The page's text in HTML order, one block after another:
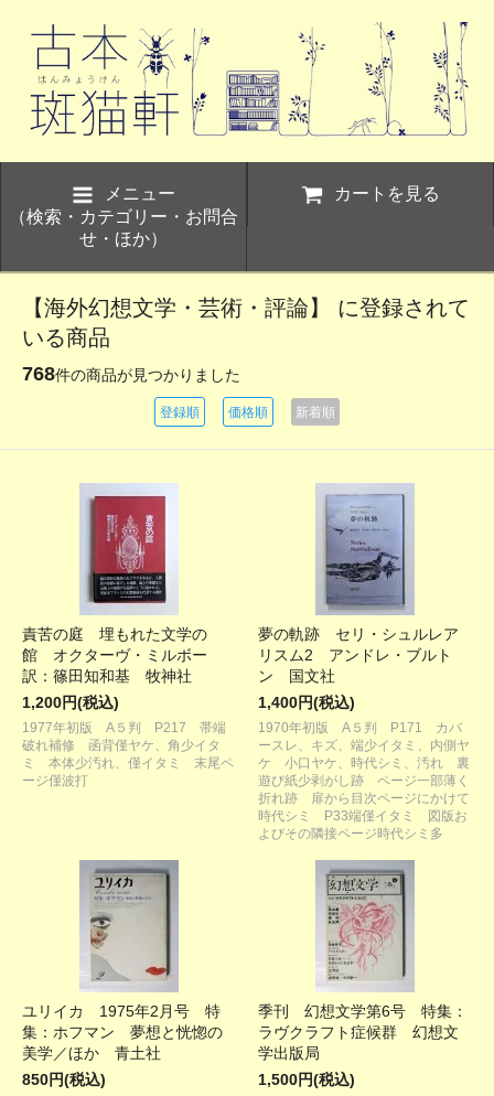
メニュー
（検索・カテゴリー・お問合
せ・ほか）
カートを見る
【海外幻想文学・芸術・評論】 に登録されて
いる商品
768件の商品が見つかりました
登録順 価格順 新着順
責苦の庭 埋もれた文学の
館 オクターヴ・ミルボー
訳：篠田知和基 牧神社
1,200円(税込)
1977年初版 A５判 P217 帯端
破れ補修 函背僅ヤケ、角少イタ
ミ 本体少汚れ、僅イタミ 末尾ペ
ージ僅波打
夢の軌跡 セリ・シュルレア
リスム2 アンドレ・ブルト
ン 国文社
1,400円(税込)
1970年初版 A５判 P171 カバ
ースレ、キズ、端少イタミ、内側ヤ
ケ 小口ヤケ、時代シミ、汚れ 裏
遊び紙少剥がし跡 ページ一部薄く
折れ跡 扉から目次ページにかけて
時代シミ P33端僅イタミ 図版お
よびその隣接ページ時代シミ多
ユリイカ 1975年2月号 特
集：ホフマン 夢想と恍惚の
美学／ほか 青土社
850円(税込)
季刊 幻想文学第6号 特集：
ラヴクラフト症候群 幻想文
学出版局
1,500円(税込)